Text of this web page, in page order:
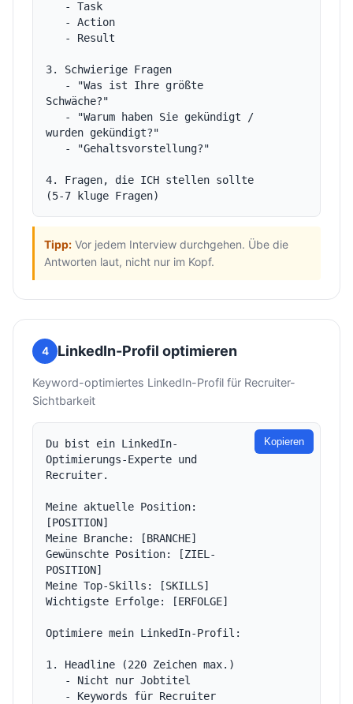
3. Schwierige Fragen
Schwäche?"
wurden gekündigt?"
4. Fragen, die ICH stellen sollte
Tipp: Vor jedem Interview durchgehen. Übe die
Antworten laut, nicht nur im Kopf.
4 LinkedIn-Profil optimieren
Keyword-optimiertes LinkedIn-Profil für Recruiter-
Sichtbarkeit
Du bist ein LinkedIn-
Optimierungs-Experte und
Recruiter.
Meine aktuelle Position:
[POSITION]
Meine Branche: [BRANCHE]
Gewünschte Position: [ZIEL-
POSITION]
Meine Top-Skills: [SKILLS]
Wichtigste Erfolge: [ERFOLGE]
Optimiere mein LinkedIn-Profil:
1. Headline (220 Zeichen max.)
Kopieren